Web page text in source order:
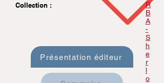
Collection :
R
B
A
-
S
h
e
r
l
o
Présentation éditeur